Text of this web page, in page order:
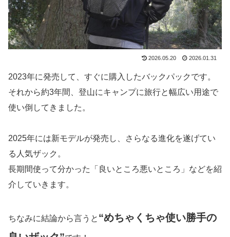
2026.05.20 2026.01.31
2023年に発売して、すぐに購入したバックパックです。
それから約3年間、登山にキャンプに旅行と幅広い用途で
使い倒してきました。
2025年には新モデルが発売し、さらなる進化を遂げてい
る人気ザック。
長期間使って分かった「良いところ悪いところ」などを紹
介していきます。
ちなみに結論から言うと “めちゃくちゃ使い勝手の